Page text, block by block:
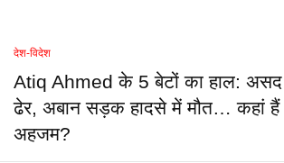
देश-विदेश
Atiq Ahmed के 5 बेटों का हाल:
ढेर, अबान सड़क हादसे में मौत… कहां
अहजम?